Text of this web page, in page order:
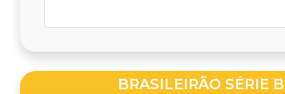
BRASILEIRÃO SÉRIE B